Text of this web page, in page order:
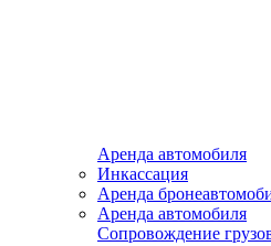
Аренда автомобиля
Инкассация
Аренда
Аренда автомобиля
Сопровождение